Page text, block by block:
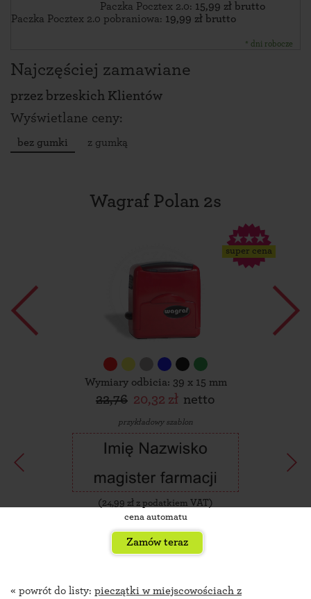
Paczka Pocztex 2.0: 15,99 zł brutto
Paczka Pocztex 2.0 pobraniowa: 19,99 zł brutto
* dni robocze
Najczęściej zamawiane
przez brzeskich Klientów
Wyświetlane ceny:
bez gumki z gumką
Wagraf Polan 2s
super cena
Wymiary odbicia: 39 x 15 mm
22,76 20,32 zł netto
przykładowy szablon
( 24,99 zł z podatkiem VAT)
cena automatu
Zamów teraz
« powrót do listy: pieczątki w miejscowościach z